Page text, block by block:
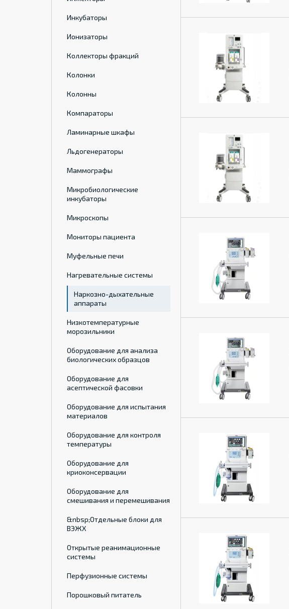
Инкубаторы
Ионизаторы
Коллекторы фракций
Колонки
Колонны
Компараторы
Ламинарные шкафы
Льдогенераторы
Маммографы
Микробиологические
инкубаторы
Микроскопы
Мониторы пациента
Муфельные печи
Нагревательные системы
Наркозно-дыхательные
аппараты
Низкотемпературные
морозильники
Оборудование для анализа
биологических образцов
Оборудование для
асептической фасовки
Оборудование для испытания
материалов
Оборудование для контроля
температуры
Оборудование для
криоконсервации
Оборудование для
смешивания и перемешивания
&nbsp;Отдельные блоки для
ВЭЖХ
Открытые реанимационные
системы
Перфузионные системы
Порошковый питатель